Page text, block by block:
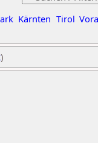
Kärnten Tirol
)